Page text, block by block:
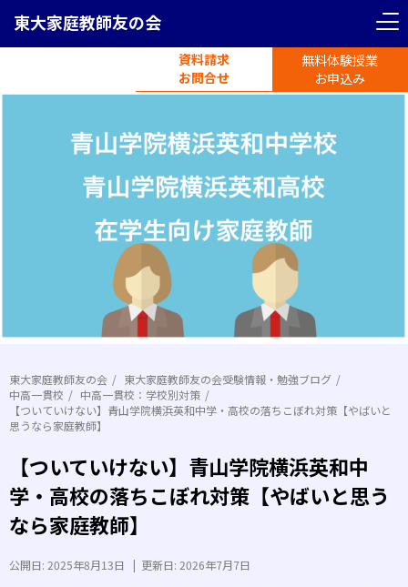
東大家庭教師友の会
資料請求
お問合せ
無料体験授業
お申込み
東大家庭教師友の会
東大家庭教師友の会受験情報・勉強ブログ
中高一貫校
中高一貫校：学校別対策
【ついていけない】青山学院横浜英和中学・高校の落ちこぼれ対策【やばいと
思うなら家庭教師】
【ついていけない】青山学院横浜英和中
学・高校の落ちこぼれ対策【やばいと思う
なら家庭教師】
公開日: 2025年8月13日 | 更新日: 2026年7月7日